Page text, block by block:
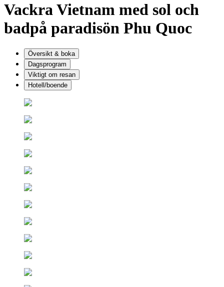
Vackra Vietnam med sol och
badpå paradisön Phu Quoc
Översikt & boka
Dagsprogram
Viktigt om resan
Hotell/boende